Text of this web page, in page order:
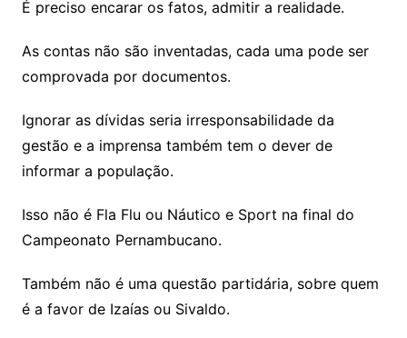
É preciso encarar os fatos, admitir a realidade.
As contas não são inventadas, cada uma pode ser
comprovada por documentos.
Ignorar as dívidas seria irresponsabilidade da
gestão e a imprensa também tem o dever de
informar a população.
Isso não é Fla Flu ou Náutico e Sport na final do
Campeonato Pernambucano.
Também não é uma questão partidária, sobre quem
é a favor de Izaías ou Sivaldo.